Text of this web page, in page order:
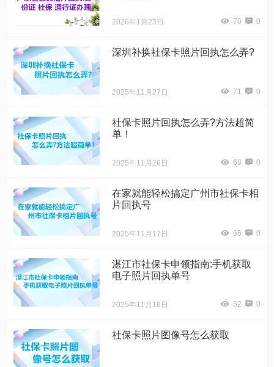
2026年1月23日 70 0
深圳补换社保卡照片回执怎么弄?
2025年11月27日 71 0
社保卡照片回执怎么弄?方法超简
单！
2025年11月26日 68 0
在家就能轻松搞定广州市社保卡相
片回执号
2025年11月17日 65 0
湛江市社保卡申领指南:手机获取
电子照片回执单号
2025年11月16日 52 0
社保卡照片图像号怎么获取